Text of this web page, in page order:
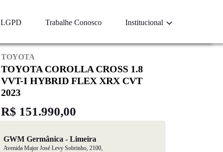
LGPD Trabalhe Conosco Institucional
TOYOTA
TOYOTA COROLLA CROSS 1.8
VVT-I HYBRID FLEX XRX CVT
2023
R$ 151.990,00
GWM Germânica - Limeira
Avenida Major José Levy Sobrinho, 2100,